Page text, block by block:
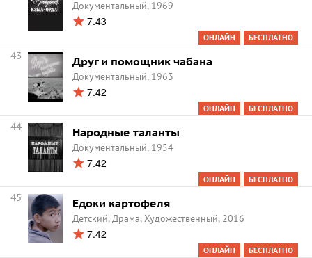
Документальный, 1969
7.43
ОНЛАЙН БЕСПЛАТНО
43 Друг и помощник чабана
Документальный, 1963
7.42
ОНЛАЙН БЕСПЛАТНО
44 Народные таланты
Документальный, 1954
7.42
ОНЛАЙН БЕСПЛАТНО
45 Едоки картофеля
Детский, Драма, Художественный, 2016
7.42
ОНЛАЙН БЕСПЛАТНО